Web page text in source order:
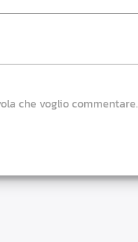
che voglio commentare.